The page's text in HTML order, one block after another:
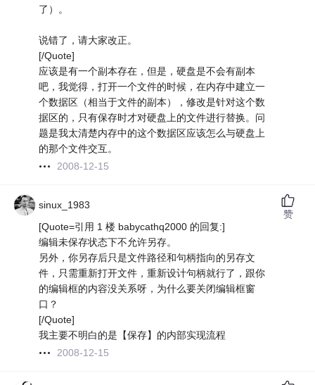
了）。
说错了，请大家改正。
[/Quote]
应该是有一个副本存在，但是，硬盘是不会有副本
吧，我觉得，打开一个文件的时候，在内存中建立一
个数据区（相当于文件的副本），修改是针对这个数
据区的，只有保存时才对硬盘上的文件进行替换。问
题是我太清楚内存中的这个数据区应该怎么与硬盘上
的那个文件交互。
2008-12-15
sinux_1983
[Quote=引用 1 楼 babycathq2000 的回复:]
编辑未保存状态下不允许另存。
另外，你另存后只是文件路径和句柄指向的另存文
件，只需重新打开文件，重新设计句柄就行了，跟你
的编辑框的内容没关系呀，为什么要关闭编辑框窗
口？
[/Quote]
我主要不明白的是【保存】的内部实现流程
2008-12-15
赞